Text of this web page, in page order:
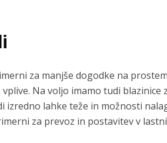
za manjše dogodke na
Na voljo imamo tudi blazinice
izredno lahke teže in možnosti
za prevoz in postavitev v